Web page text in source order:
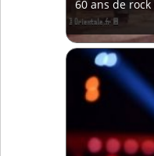
60 ans de